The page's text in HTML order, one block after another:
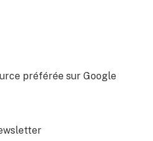
préférée sur Google